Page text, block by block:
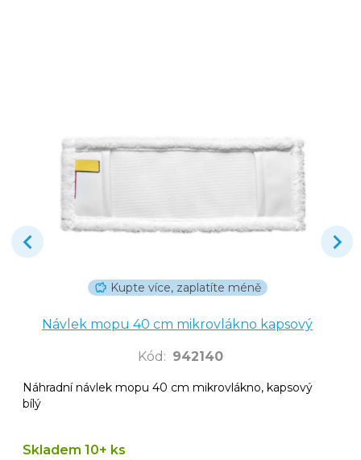
Kupte více, zaplatíte méně
Návlek mopu 40 cm mikrovlákno kapsový
Kód : 942140
Náhradní návlek mopu 40 cm mikrovlákno, kapsový
bílý
Skladem 10+ ks